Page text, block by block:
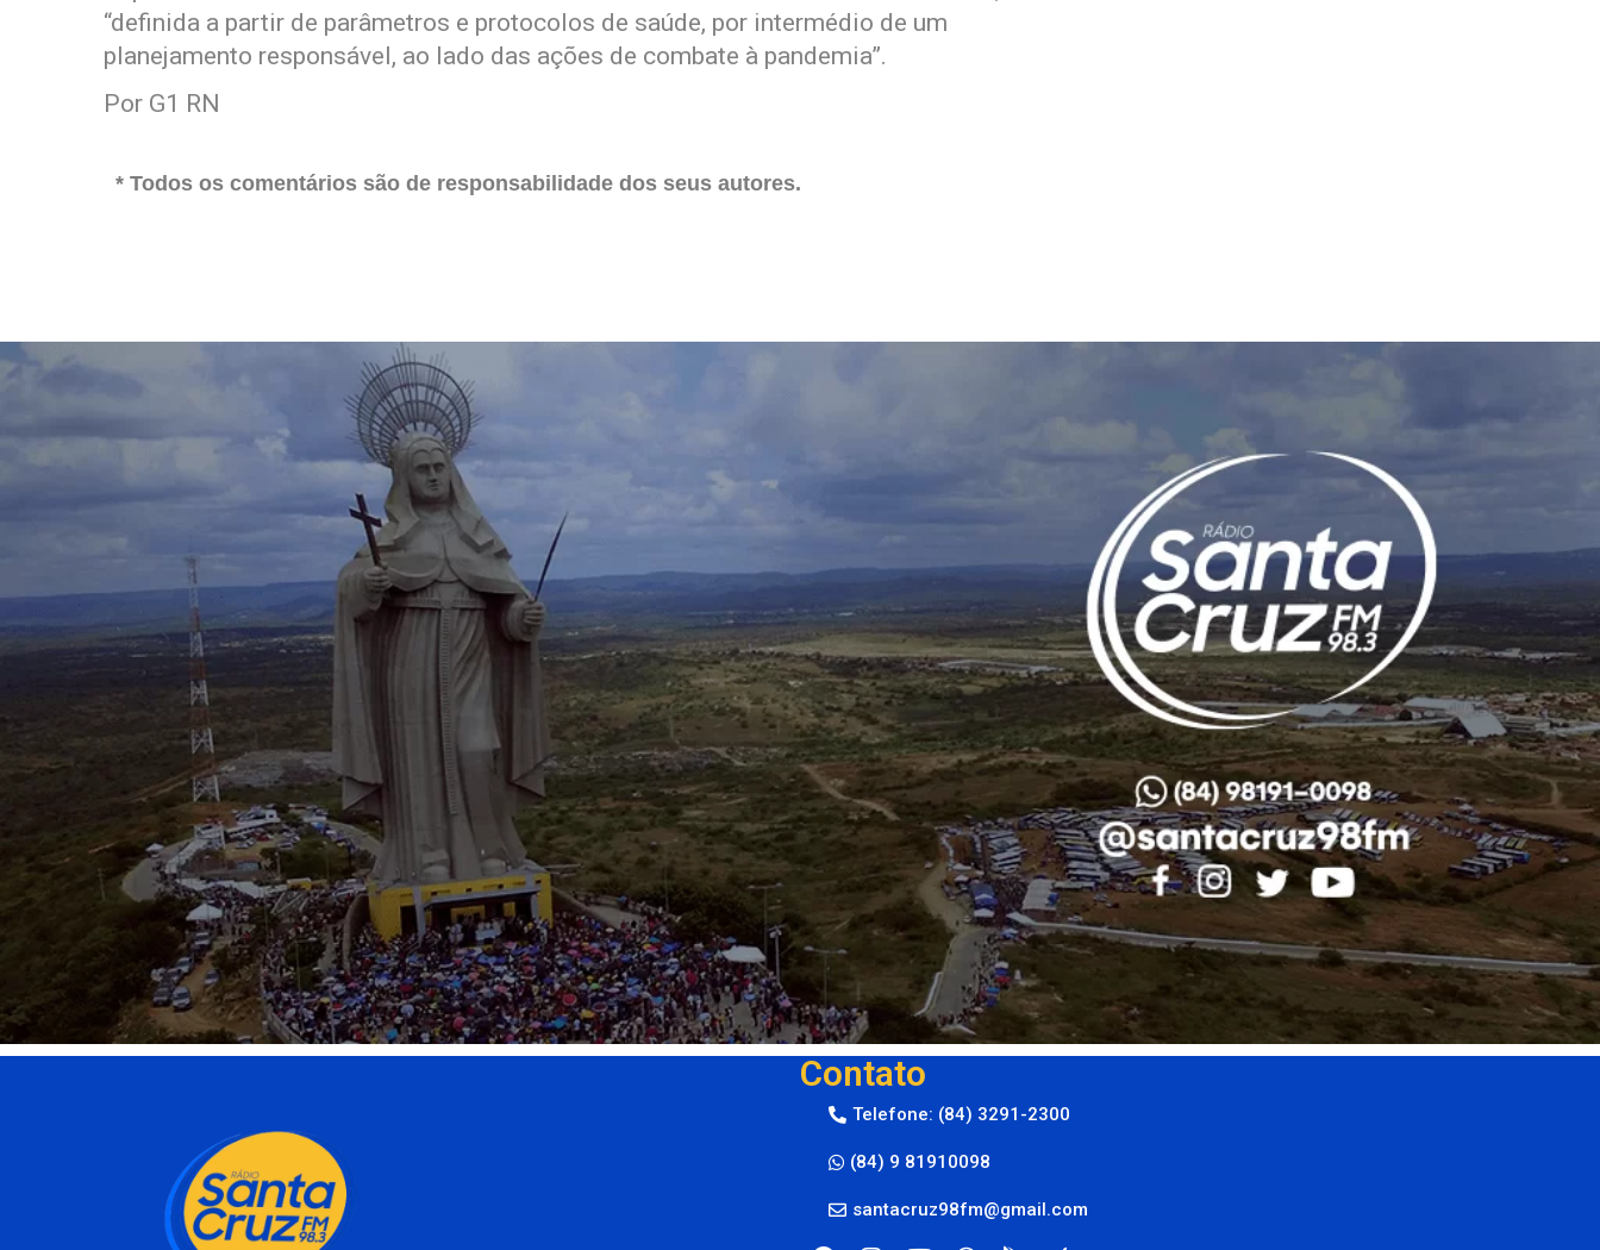
“definida a partir de parâmetros e protocolos de saúde, por intermédio de um
planejamento responsável, ao lado das ações de combate à pandemia”.
Por G1 RN
* Todos os comentários são de responsabilidade dos seus autores.
Contato
Telefone: (84) 3291-2300
(84) 9 81910098
santacruz98fm@gmail.com